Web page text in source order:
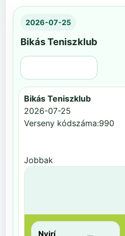
2026-07-25
Bikás Teniszklub
Bikás Teniszklub
2026-07-25
Verseny kódszáma:990
Jobbak
Nyirí